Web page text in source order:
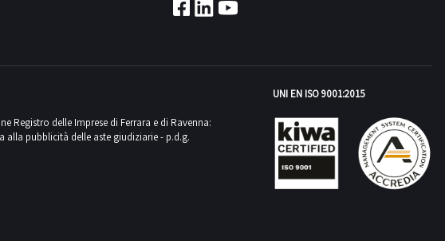
Registro delle Imprese di Ferrara e di Ravenna:
alla pubblicità delle aste giudiziarie - p.d.g.
UNI EN ISO 9001:2015